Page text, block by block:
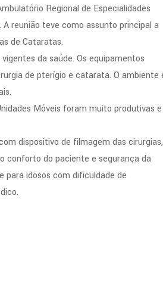
Regional de Especialidades
reunião teve como assunto principal a
de Cataratas.
da saúde. Os equipamentos
de pterígio e catarata. O ambiente
Móveis foram muito produtivas e
dispositivo de filmagem das cirurgias,
conforto do paciente e segurança da
para idosos com dificuldade de